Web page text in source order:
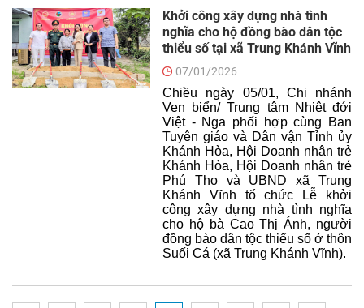
Khởi công xây dựng nhà tình
nghĩa cho hộ đồng bào dân tộc
thiểu số tại xã Trung Khánh Vĩnh
07/01/2026
Chiều ngày 05/01, Chi nhánh
Ven biển/ Trung tâm Nhiệt đới
Việt - Nga phối hợp cùng Ban
Tuyên giáo và Dân vận Tỉnh ủy
Khánh Hòa, Hội Doanh nhân trẻ
Khánh Hòa, Hội Doanh nhân trẻ
Phú Thọ và UBND xã Trung
Khánh Vĩnh tổ chức Lễ khởi
công xây dựng nhà tình nghĩa
cho hộ bà Cao Thị Ánh, người
đồng bào dân tộc thiểu số ở thôn
Suối Cá (xã Trung Khánh Vĩnh).